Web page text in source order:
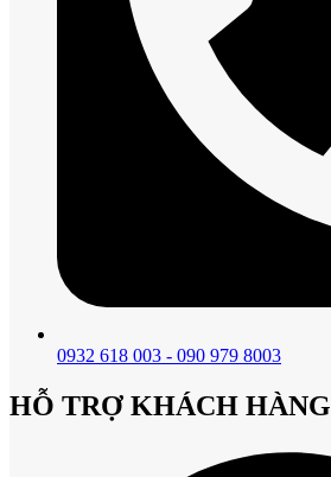
0932 618 003 - 090 979 8003
HỖ TRỢ KHÁCH HÀNG